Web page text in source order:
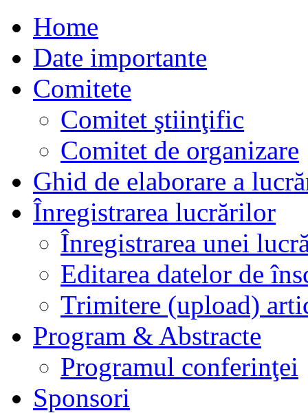
Home
Date importante
Comitete
Comitet ştiinţific
Comitet de organizare
Ghid de elaborare a
Înregistrarea lucrărilor
Înregistrarea unei
Editarea datelor de
Trimitere (upload)
Program & Abstracte
Programul conferinţei
Sponsori